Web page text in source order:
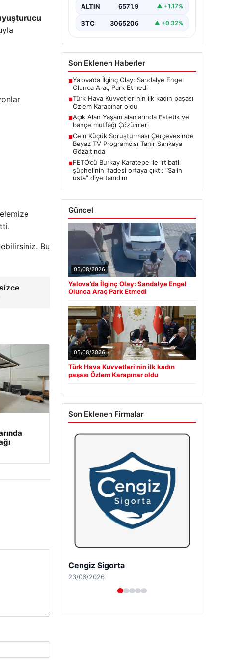
Bu
ALTIN 6571.9 ▲ +1.17%
BTC 3065206 ▲ +0.32%
Son Eklenen Haberler
■Yalova’da İlginç Olay: Sandalye Engel
Olunca Araç Park Etmedi
■Türk Hava Kuvvetleri’nin ilk kadın paşası
Özlem Karapınar oldu
■Açık Alan Yaşam alanlarında Estetik ve
bahçe mutfağı Çözümleri
■Cem Küçük Soruşturması Çerçevesinde
Beyaz TV Programcısı Tahir Sarıkaya
Gözaltında
■FETÖ’cü Burkay Karatepe ile irtibatlı
şüphelinin ifadesi ortaya çıktı: “Salih
usta” diye tanıdım
Güncel
05/08/2026
Yalova’da İlginç Olay: Sandalye Engel
Olunca Araç Park Etmedi
05/08/2026
Türk Hava Kuvvetleri’nin ilk kadın
paşası Özlem Karapınar oldu
Son Eklenen Firmalar
Hastaş Beton
26/05/2026